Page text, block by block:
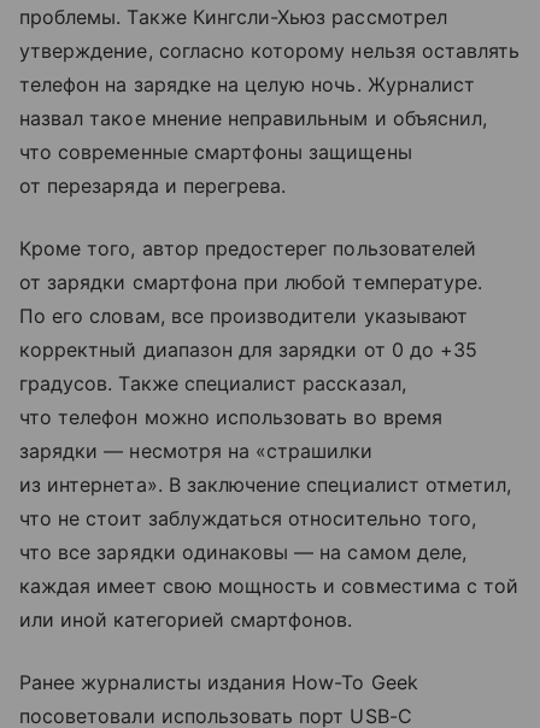
проблемы. Также Кингсли-Хьюз рассмотрел
утверждение, согласно которому нельзя оставлять
телефон на зарядке на целую ночь. Журналист
назвал такое мнение неправильным и объяснил,
что современные смартфоны защищены
от перезаряда и перегрева.
Кроме того, автор предостерег пользователей
от зарядки смартфона при любой температуре.
По его словам, все производители указывают
корректный диапазон для зарядки от 0 до +35
градусов. Также специалист рассказал,
что телефон можно использовать во время
зарядки — несмотря на «страшилки
из интернета». В заключение специалист отметил,
что не стоит заблуждаться относительно того,
что все зарядки одинаковы — на самом деле,
каждая имеет свою мощность и совместима с той
или иной категорией смартфонов.
Ранее журналисты издания How-To Geek
посоветовали использовать порт USB-C